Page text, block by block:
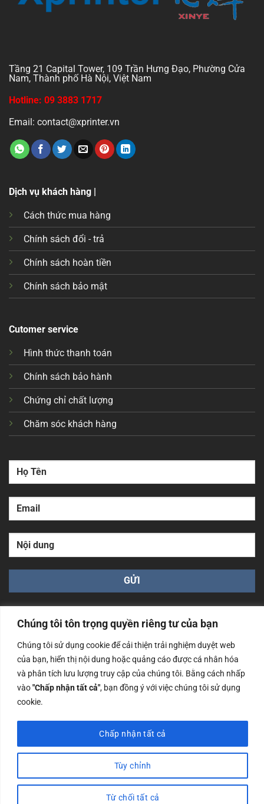
Chúng tôi tôn trọng quyền riêng tư của bạn
Chúng tôi sử dụng cookie để cải thiện trải nghiệm duyệt web
của bạn, hiển thị nội dung hoặc quảng cáo được cá nhân hóa
và phân tích lưu lượng truy cập của chúng tôi. Bằng cách nhấp
vào"Chấp nhận tất cả", bạn đồng ý với việc chúng tôi sử dụng
cookie.
Tùy chỉnh
Từ chối tất cả
Chấp nhận tất cả
Tầng 21 Capital Tower, 109 Trần Hưng Đạo, Phường Cửa
Nam, Thành phố Hà Nội, Việt Nam
Hotline: 09 3883 1717
Email: contact@xprinter.vn
Dịch vụ khách hàng |
Cách thức mua hàng
Chính sách đổi - trả
Chính sách hoàn tiền
Chính sách bảo mật
Cutomer service
Hình thức thanh toán
Chính sách bảo hành
Chứng chỉ chất lượng
Chăm sóc khách hàng
Công ty TNHH Nam Bình Xương - Số ĐKKD: 0108783483
cấp ngày 14/06/2019 bởi Sở Kế Hoạch và Đầu Tư Tp. Hà
Nội
Copyrights @2023 Nam Binh Xuong. All Rights Reserved